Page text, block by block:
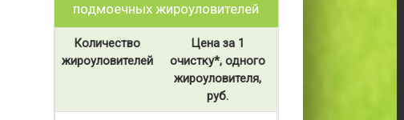
подмоечных жироуловителей
Количество
жироуловителей
Цена за 1
очистку*, одного
жироуловителя,
руб.